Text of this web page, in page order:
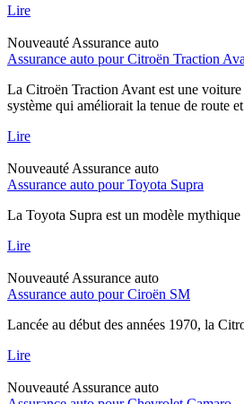
Lire
Nouveauté Assurance auto
Assurance auto pour Citroën Traction
La Citroën Traction Avant est une
système qui améliorait la tenue de route
Lire
Nouveauté Assurance auto
Assurance auto pour Toyota Supra
La Toyota Supra est un modèle
Lire
Nouveauté Assurance auto
Assurance auto pour Ciroën SM
Lancée au début des années 1970, la
Lire
Nouveauté Assurance auto